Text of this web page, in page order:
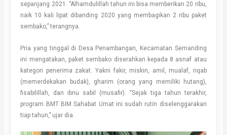
sepanjang 2021. ‘’Alhamdulillah tahun ini bisa memberikan 20 ribu,
naik 10 kali lipat dibanding 2020 yang membagikan 2 ribu paket
sembako,’’ terangnya.
Pria yang tinggal di Desa Penambangan, Kecamatan Semanding
ini mengatakan, paket sembako diserahkan kepada 8 asnaf atau
kategori penerima zakat. Yakni fakir, miskin, amil, mualaf, riqab
(memerdekakan budak), gharim (orang yang memiliki hutang),
fisabilillah, dan ibnu sabil (musafir). ‘’Sejak tiga tahun terakhir,
program BMT BIM Sahabat Umat ini sudah rutin diselenggarakan
tiap tahun,’’ ujar dia.